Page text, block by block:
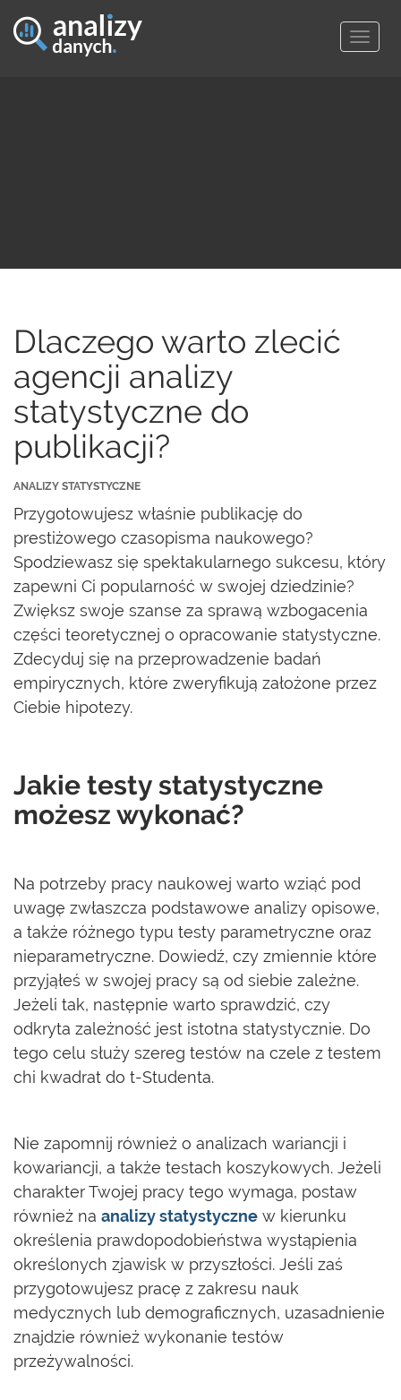
Dlaczego warto zlecić
agencji analizy
statystyczne do
publikacji?
ANALIZY STATYSTYCZNE
Przygotowujesz właśnie publikację do
prestiżowego czasopisma naukowego?
Spodziewasz się spektakularnego sukcesu, który
zapewni Ci popularność w swojej dziedzinie?
Zwiększ swoje szanse za sprawą wzbogacenia
części teoretycznej o opracowanie statystyczne.
Zdecyduj się na przeprowadzenie badań
empirycznych, które zweryfikują założone przez
Ciebie hipotezy.
Jakie testy statystyczne
możesz wykonać?
Na potrzeby pracy naukowej warto wziąć pod
uwagę zwłaszcza podstawowe analizy opisowe,
a także różnego typu testy parametryczne oraz
nieparametryczne. Dowiedź, czy zmiennie które
przyjąłeś w swojej pracy są od siebie zależne.
Jeżeli tak, następnie warto sprawdzić, czy
odkryta zależność jest istotna statystycznie. Do
tego celu służy szereg testów na czele z testem
chi kwadrat do t-Studenta.
Nie zapomnij również o analizach wariancji i
kowariancji, a także testach koszykowych. Jeżeli
charakter Twojej pracy tego wymaga, postaw
również na analizy statystyczne w kierunku
określenia prawdopodobieństwa wystąpienia
określonych zjawisk w przyszłości. Jeśli zaś
przygotowujesz pracę z zakresu nauk
medycznych lub demograficznych, uzasadnienie
znajdzie również wykonanie testów
przeżywalności.